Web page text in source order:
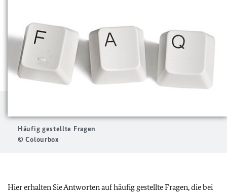
Häufig gestellte Fragen
© Colourbox
Hier erhalten Sie Antworten auf häufig gestellte Fragen, die bei